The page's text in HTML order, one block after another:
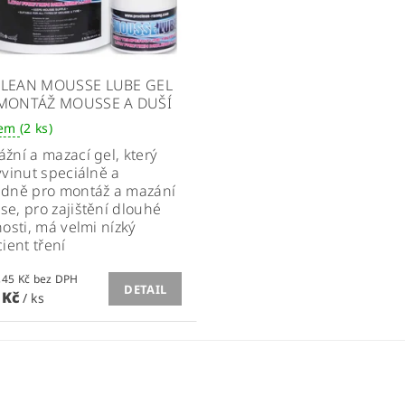
MOUSSE LUBE GEL
MOUSSE A DUŠÍ
(2 ks)
a mazací gel, který
speciálně a
pro montáž a mazání
pro zajištění dlouhé
má velmi nízký
tření
od 326,45 Kč bez DPH
/ ks
DETAIL